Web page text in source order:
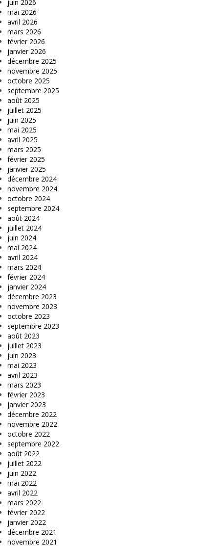
juin 2026
mai 2026
avril 2026
mars 2026
février 2026
janvier 2026
décembre 2025
novembre 2025
octobre 2025
septembre 2025
août 2025
juillet 2025
juin 2025
mai 2025
avril 2025
mars 2025
février 2025
janvier 2025
décembre 2024
novembre 2024
octobre 2024
septembre 2024
août 2024
juillet 2024
juin 2024
mai 2024
avril 2024
mars 2024
février 2024
janvier 2024
décembre 2023
novembre 2023
octobre 2023
septembre 2023
août 2023
juillet 2023
juin 2023
mai 2023
avril 2023
mars 2023
février 2023
janvier 2023
décembre 2022
novembre 2022
octobre 2022
septembre 2022
août 2022
juillet 2022
juin 2022
mai 2022
avril 2022
mars 2022
février 2022
janvier 2022
décembre 2021
novembre 2021